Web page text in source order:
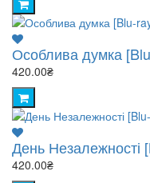
Особлива думка
420.00₴
День Незалежності
420.00₴